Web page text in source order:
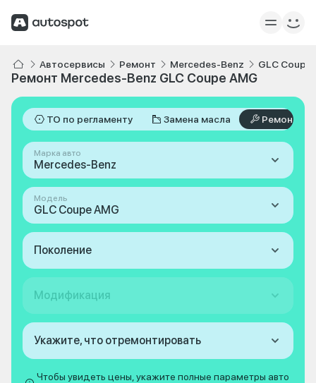
Автосервисы Ремонт Mercedes-Benz GLC Coupe
Ремонт Mercedes-Benz GLC Coupe AMG
ТО по регламенту Замена масла Ремонт
Марка авто
Mercedes-Benz
Модель
GLC Coupe AMG
Поколение
Модификация
Укажите, что отремонтировать
Чтобы увидеть цены, укажите полные параметры авто